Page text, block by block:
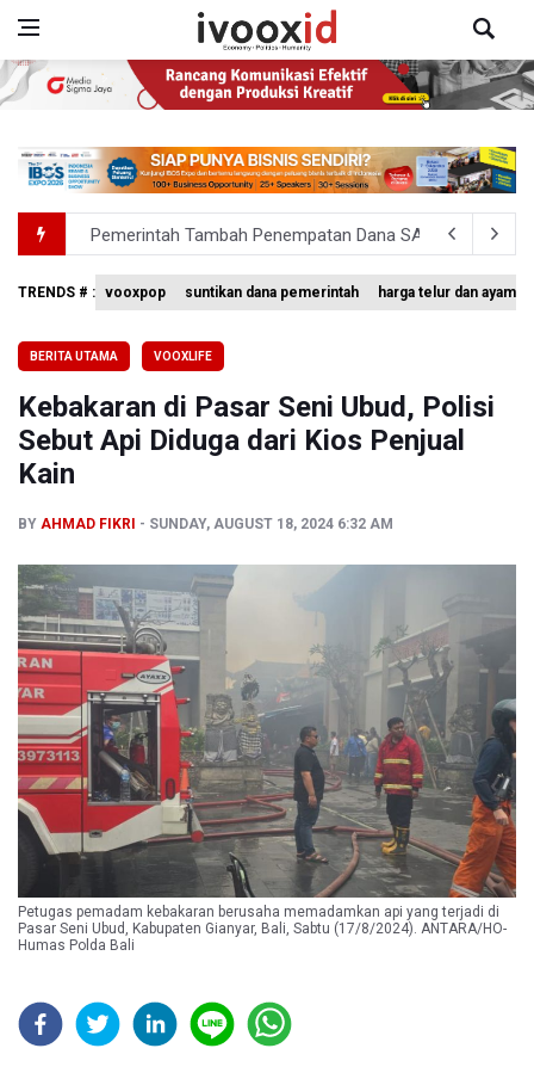
Pemerintah Tambah Penempatan Dana SAL di Himbara
OJK Wajibkan Pindar Serahkan Data Transaksi
4 Barang Ini Ternyata Beratnya Gak Sampai 300 Gram,
Tak Mampu Bayar Gaji ASN, Ratusan Pemda Dapat
TRENDS # : vooxpop suntikan dana pemerintah harga telur dan ayam
BERITA UTAMA VOOXLIFE
Kebakaran di Pasar Seni Ubud, Polisi
Sebut Api Diduga dari Kios Penjual
Kain
BY AHMAD FIKRI SUNDAY, AUGUST 18, 2024 6:32 AM
Petugas pemadam kebakaran berusaha memadamkan api yang terjadi di
Pasar Seni Ubud, Kabupaten Gianyar, Bali, Sabtu (17/8/2024). ANTARA/HO-
Humas Polda Bali